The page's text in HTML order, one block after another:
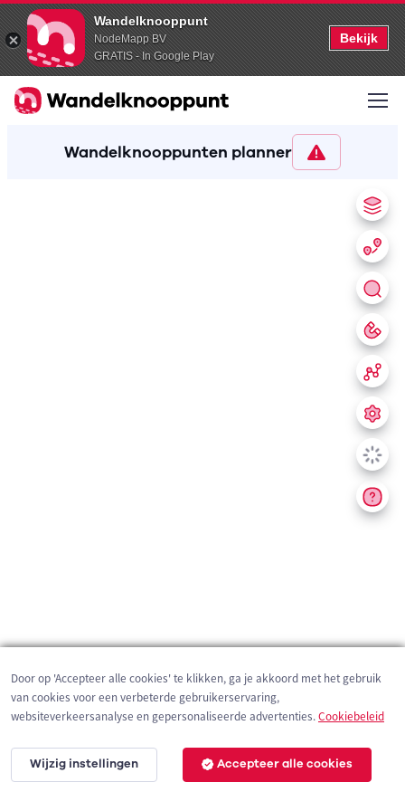
Wandelknooppunt
NodeMapp BV
GRATIS - In Google Play
Bekijk
Wandelknooppunten planner
200 m
Door op 'Accepteer alle cookies' te klikken, ga je akkoord met het gebruik
van cookies voor een verbeterde gebruikerservaring,
websiteverkeersanalyse en gepersonaliseerde advertenties.Cookiebeleid
Wijzig instellingen Accepteer alle cookies